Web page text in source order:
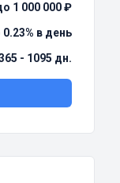
1 000 000 ₽
в день
- 1095 дн.